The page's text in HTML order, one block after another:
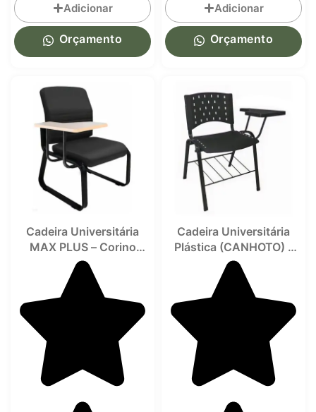
Adicionar
Orçamento
Adicionar
Orçamento
Cadeira Universitária
MAX PLUS – Corino
Preto – 30019
Cadeira Universitária
Plástica (CANHOTO) –
COR PRETO –
REALPLAST – 32022